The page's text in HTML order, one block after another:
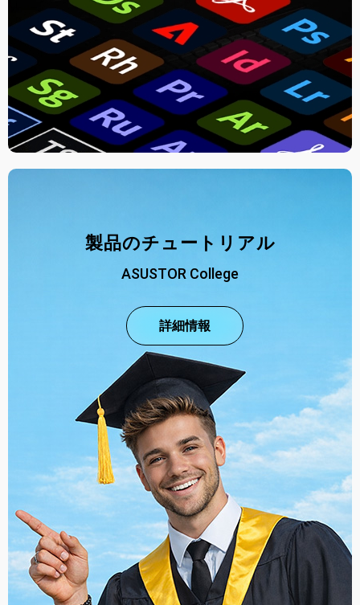
製品のチュートリアル
ASUSTOR College
詳細情報